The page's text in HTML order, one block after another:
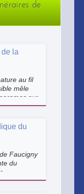
de
de la
au fil
mêle
sur
une
du
Faucigny
du